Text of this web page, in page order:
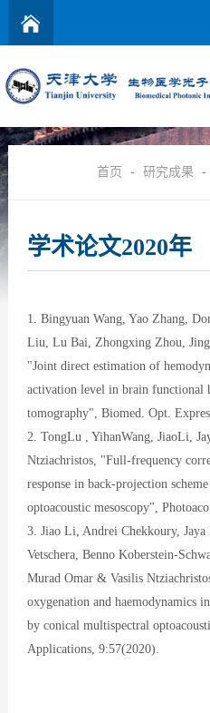
首页 - 研究成果 -
学术论文2020年
1. Bingyuan Wang, Yao Zhang,
Liu, Lu Bai, Zhongxing Zhou,
"Joint direct estimation of
activation level in brain functional
tomography", Biomed. Opt.
2. TongLu , YihanWang, JiaoLi,
Ntziachristos, "Full-frequency
response in back-projection
optoacoustic mesoscopy",
3. Jiao Li, Andrei Chekkoury, Jaya
Vetschera, Benno Koberstein-
Murad Omar & Vasilis
oxygenation and haemodynamics
by conical multispectral
Applications, 9:57(2020).